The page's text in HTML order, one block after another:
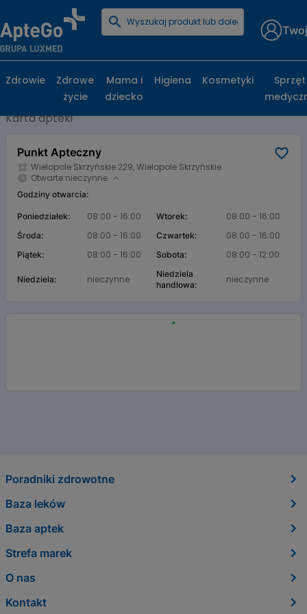
Strona główna
Punkt Apteczny, Wielopole Skrzyńskie 229,
Wielopole Skrzyńskie
Karta apteki
Punkt Apteczny
Wielopole Skrzyńskie 229, Wielopole Skrzyńskie
Otwarte nieczynne
Godziny otwarcia:
Poniedziałek: 08:00 - 16:00 Wtorek: 08:00 - 16:00
Środa: 08:00 - 16:00 Czwartek: 08:00 - 16:00
Piątek: 08:00 - 16:00 Sobota: 08:00 - 12:00
Niedziela: nieczynne
Niedziela
handlowa:
nieczynne
Zdrowie
Zdrowe
życie
Mama i
dziecko
Higiena Kosmetyki
Sprzęt
Poradniki zdrowotne
Baza leków
Baza aptek
Strefa marek
O nas
Kontakt